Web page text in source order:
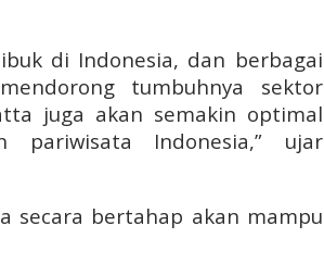
di Indonesia, dan berbagai
tumbuhnya sektor
juga akan semakin optimal
pariwisata Indonesia,” ujar
secara bertahap akan mampu